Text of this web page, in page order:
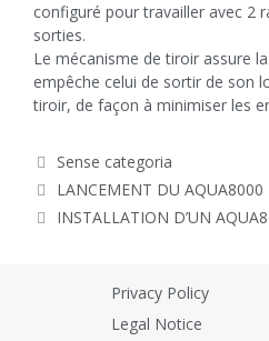
configuré pour travailler avec 2
sorties.
Le mécanisme de tiroir assure
empêche celui de sortir de son
tiroir, de façon à minimiser les
Sense categoria
LANCEMENT DU AQUA8000
INSTALLATION D’UN
Privacy Policy
Legal Notice